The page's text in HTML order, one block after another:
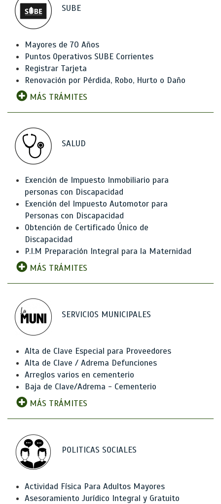
SUBE
Mayores de 70 Años
Puntos Operativos SUBE Corrientes
Registrar Tarjeta
Renovación por Pérdida, Robo, Hurto o Daño
MÁS TRÁMITES
SALUD
Exención de Impuesto Inmobiliario para
personas con Discapacidad
Exención del Impuesto Automotor para
Personas con Discapacidad
Obtención de Certificado Único de
Discapacidad
P.I.M Preparación Integral para la Maternidad
MÁS TRÁMITES
SERVICIOS MUNICIPALES
Alta de Clave Especial para Proveedores
Alta de Clave / Adrema Defunciones
Arreglos varios en cementerio
Baja de Clave/Adrema - Cementerio
MÁS TRÁMITES
POLITICAS SOCIALES
Actividad Física Para Adultos Mayores
Asesoramiento Jurídico Integral y Gratuito